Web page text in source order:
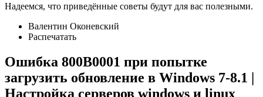
Надеемся, что приведённые советы будут для вас полезными.
Валентин Оконевский
Распечатать
Ошибка 800B0001 при попытке
загрузить обновление в Windows 7-8.1 |
Настройка серверов windows и linux